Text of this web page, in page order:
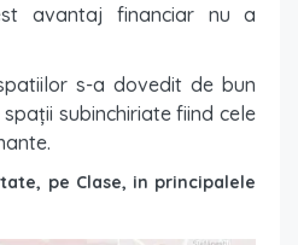
avantaj financiar nu a
s-a dovedit de bun
subinchiriate fiind cele
pe Clase, in principalele